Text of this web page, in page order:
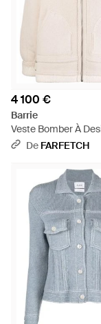
4 100 €
Barrie
Veste Bomber À
Neutre
De FARFETCH